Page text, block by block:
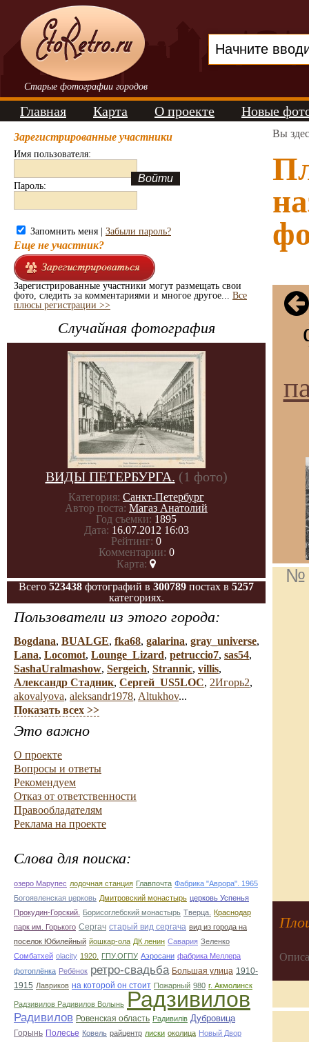
Старые фотографии городов
Главная Карта О проекте Новые
Зарегистрированные участники
Имя пользователя:
Пароль:
Запомнить меня | Забыли пароль?
Еще не участник?
Зарегистрированные участники могут размещать свои
фото, следить за комментариями и многое другое... Все
плюсы регистрации >>
Случайная фотография
ВИДЫ ПЕТЕРБУРГА. (1 фото)
Категория: Санкт-Петербург
Автор поста: Магаз Анатолий
Год съемки: 1895
Дата: 16.07.2012 16:03
Рейтинг: 0
Комментарии: 0
Карта:
Всего 523438 фотографий в 300789 постах в 5257
категориях.
Пользователи из этого города:
Bogdana, BUALGE, fka68, galarina, gray_universe,
Lana, Locomot, Lounge_Lizard, petruccio7, sas54,
SashaUralmashow, Sergeich, Strannic, villis,
Александр Стадник, Сергей_US5LOC, 2Игорь2,
akovalyova, aleksandr1978, Altukhov...
Показать всех >>
Это важно
О проекте
Вопросы и ответы
Рекомендуем
Отказ от ответственности
Правообладателям
Реклама на проекте
Слова для поиска:
озеро Марупес лодочная станция Главпочта Фабрика "Аврора". 1965
Богоявленская церковь Дмитровский монастырь церковь Успенья
Прокудин-Горский.
Борисоглебский монастырь Тверца. Краснодар
парк им. Горького Сергач старый вид сергача вид из города на
поселок Юбилейный йошкар-ола ДК ленин Савария Зеленко
Сомбатхей olacity 1920. ГПУ.ОГПУ Аэросани фабрика Меллера
фотоплёнка Ребёнок ретро-свадьба Большая улица 1910-
1915 Лавриков на которой он стоит Пожарный 980 г. Акмолинск
Радзивилов Радивилов Волынь Радзивилов
Радивилов Ровенская область Радивилiв Дубровица
Горынь Полесье Ковель райцентр лиски околица Новый Двор
Вы
№